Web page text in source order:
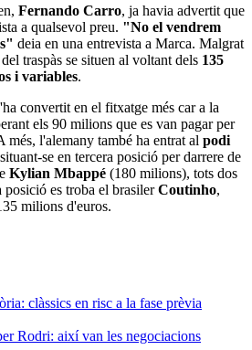
Fernando Carro, ja havia advertit que
a qualsevol preu. "No el vendrem
deia en una entrevista a Marca. Malgrat
traspàs se situen al voltant dels 135
i variables.
convertit en el fitxatge més car a la
els 90 milions que es van pagar per
més, l'alemany també ha entrat al podi
se en tercera posició per darrere de
Kylian Mbappé (180 milions), tots dos
posició es troba el brasilerCoutinho,
milions d'euros.
clàssics en risc a la fase prèvia
Rodri: així van les negociacions